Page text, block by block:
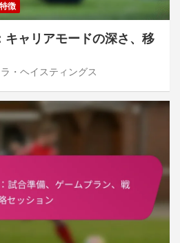
徴
キャリアモードの深さ、移
・ヘイスティングス